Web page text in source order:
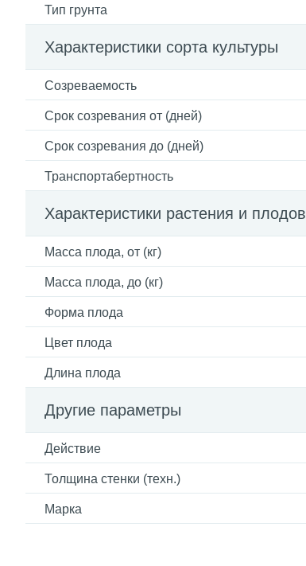
Тип грунта
Характеристики сорта культуры
Созреваемость
Срок созревания от (дней)
Срок созревания до (дней)
Транспортабертность
Характеристики растения и плодов
Масса плода, от (кг)
Масса плода, до (кг)
Форма плода
Цвет плода
Длина плода
Другие параметры
Действие
Толщина стенки (техн.)
Марка